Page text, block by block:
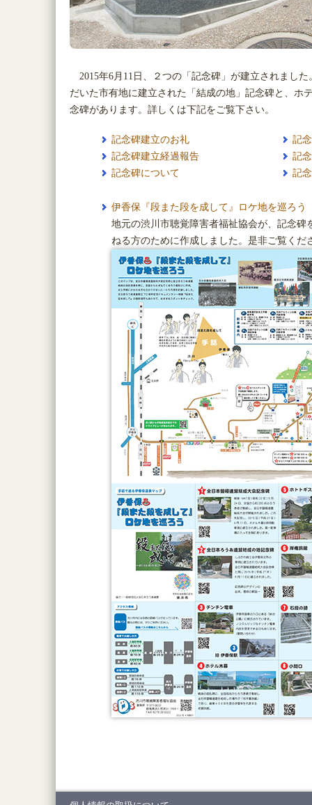
2015年6月11日、２つの「記念碑」が建立されまし
だいた市有地に建立された「結成の地」記念碑と、ホ
念碑があります。詳しくは下記をご覧下さい。
記念碑建立のお礼
記念碑建立経過報告
記念碑について
記
記
記
伊香保『段また段を成して』ロケ地を巡ろ
地元の渋川市聴覚障害者福祉協会が、記念碑
ねる方のために作成しました。是非ご覧くだ